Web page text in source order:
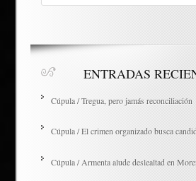
ENTRADAS
Cúpula / Tregua, pero jamás reconciliación
Cúpula / El crimen organizado busca
Cúpula / Armenta alude deslealtad en